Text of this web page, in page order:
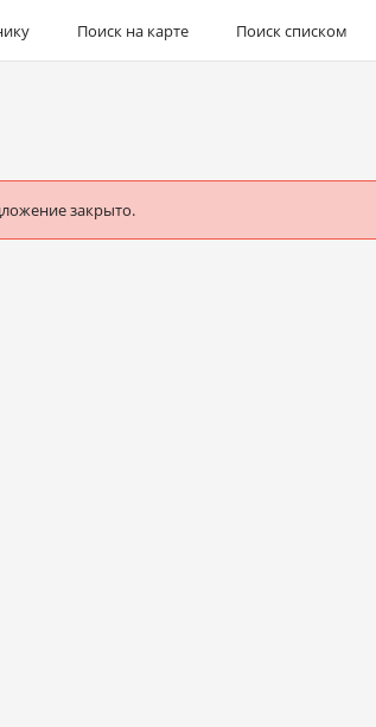
Поиск на карте Поиск списком
закрыто.